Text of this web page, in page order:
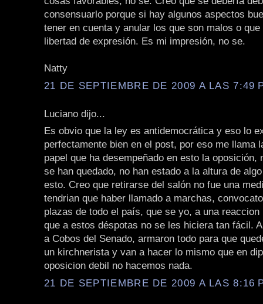
consensuarlo porque si hay algunos aspectos
tener en cuenta y anular los que son malos o
libertad de expresión. Es mi impresión, no se.
Natty
21 DE SEPTIEMBRE DE 2009 A LAS 7:49
Luciano dijo...
Es obvio que la ley es antidemocrática y eso lo
perfectamente bien en el post, por eso me llama
papel que ha desempeñado en esto la oposición,
se han quedado, no han estado a la altura de
esto. Creo que retirarse del salón no fue una
tendrian que haber llamado a marchas,
plazas de todo el país, que se yo, a una reaccion
que a estos déspotas no se les hiciera tan fácil.
a Cobos del Senado, armaron todo para que
un kirchnerista y van a hacer lo mismo que en
oposicion debil no hacemos nada.
21 DE SEPTIEMBRE DE 2009 A LAS 8:16